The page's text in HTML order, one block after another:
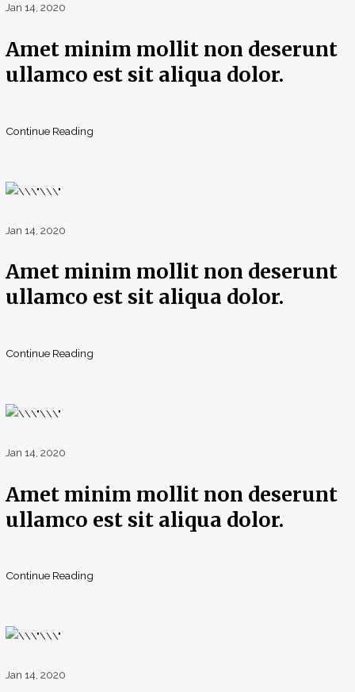
Jan 14, 2020
Amet minim mollit non deserunt
ullamco est sit aliqua dolor.
Continue Reading
Jan 14, 2020
Amet minim mollit non deserunt
ullamco est sit aliqua dolor.
Continue Reading
Jan 14, 2020
Amet minim mollit non deserunt
ullamco est sit aliqua dolor.
Continue Reading
Jan 14, 2020